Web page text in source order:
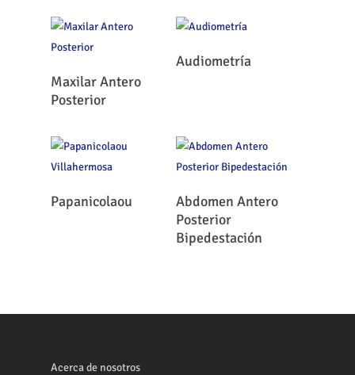
Leer Más
Maxilar Antero
Posterior
Leer Más
Audiometría
Leer Más
Papanicolaou Leer Más
Abdomen Antero
Posterior
Bipedestación
Acerca de nosotros